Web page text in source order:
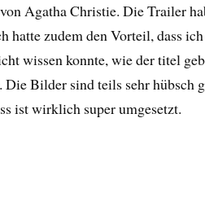
Agatha Christie. Die Trailer
hatte zudem den Vorteil, dass
wissen konnte, wie der titel
Bilder sind teils sehr hübsch
ist wirklich super umgesetzt.